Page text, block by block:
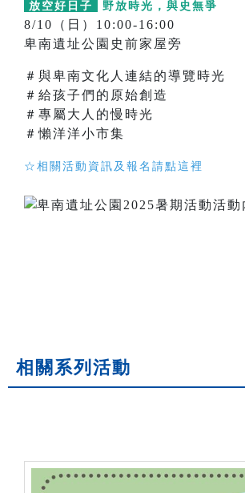
放空好日子 野放時光，與史無爭
8/10（日）10:00-16:00
卑南遺址公園史前家屋旁
＃與卑南文化人連結的導覽時光
＃給孩子們的原始創造
＃專屬大人的慢時光
＃懶洋洋小市集
☆相關活動資訊及報名請點這裡
相關系列活動